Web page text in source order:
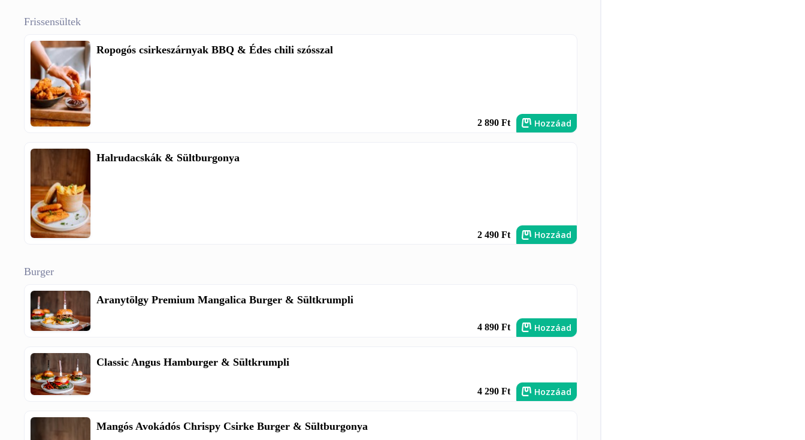
Frissensültek
Ropogós csirkeszárnyak BBQ & Édes chili szósszal
2 890 Ft Hozzáad
Halrudacskák & Sültburgonya
2 490 Ft Hozzáad
Burger
Aranytölgy Premium Mangalica Burger & Sültkrumpli
4 890 Ft Hozzáad
Classic Angus Hamburger & Sültkrumpli
4 290 Ft Hozzáad
Mangós Avokádós Chrispy Csirke Burger & Sültburgonya